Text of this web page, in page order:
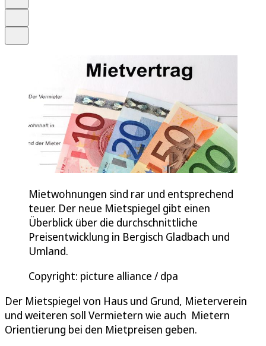
Mietwohnungen sind rar und entsprechend
teuer. Der neue Mietspiegel gibt einen
Überblick über die durchschnittliche
Preisentwicklung in Bergisch Gladbach und
Umland.
Copyright: picture alliance / dpa
Der Mietspiegel von Haus und Grund, Mieterverein
und weiteren soll Vermietern wie auch Mietern
Orientierung bei den Mietpreisen geben.